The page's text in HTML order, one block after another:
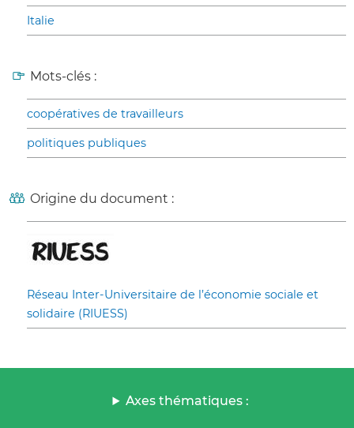
Italie
Mots-clés :
coopératives de travailleurs
politiques publiques
Origine du document :
Réseau Inter-Universitaire de l’économie sociale et
solidaire (RIUESS)
Axes thématiques :